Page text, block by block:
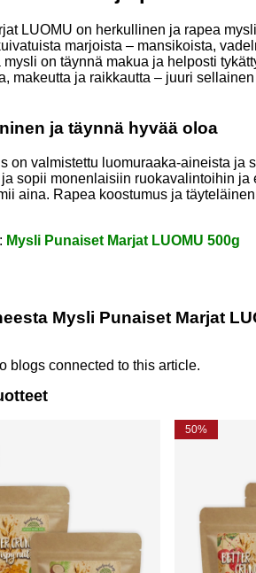
LUOMU on herkullinen ja rapea
marjoista – mansikoista,
mysli on täynnä makua ja helposti
makeutta ja raikkautta – juuri
ja täynnä hyvää oloa
on valmistettu luomuraaka-aineista
sopii monenlaisiin ruokavalintoihin
aina. Rapea koostumus ja
Mysli Punaiset Marjat LUOMU 500g
Mysli Punaiset Marjat
blogs connected to this article.
50%